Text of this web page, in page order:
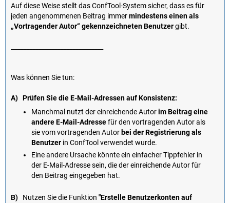
Auf diese Weise stellt das ConfTool-System sicher, dass es für
jeden angenommenen Beitrag immermindestens einen als
„Vortragender Autor“ gekennzeichneten Benutzergibt.
Was können Sie tun:
A) Prüfen Sie die E-Mail-Adressen auf Konsistenz:
Manchmal nutzt der einreichende Autorim Beitrag eine
andere E-Mail-Adressefür den vortragenden Autor als
sie vom vortragenden Autor bei der Registrierung als
Benutzer in ConfTool verwendet wurde.
Eine andere Ursache könnte ein einfacher Tippfehler in
der E-Mail-Adresse sein, die der einreichende Autor für
den Beitrag eingegeben hat.
B) Nutzen Sie die Funktion "Erstelle Benutzerkonten auf